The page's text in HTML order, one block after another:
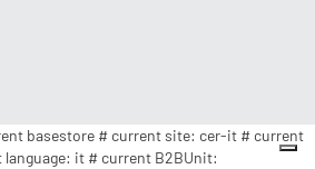
basestore # current site: cer-it # current
it # current B2BUnit: